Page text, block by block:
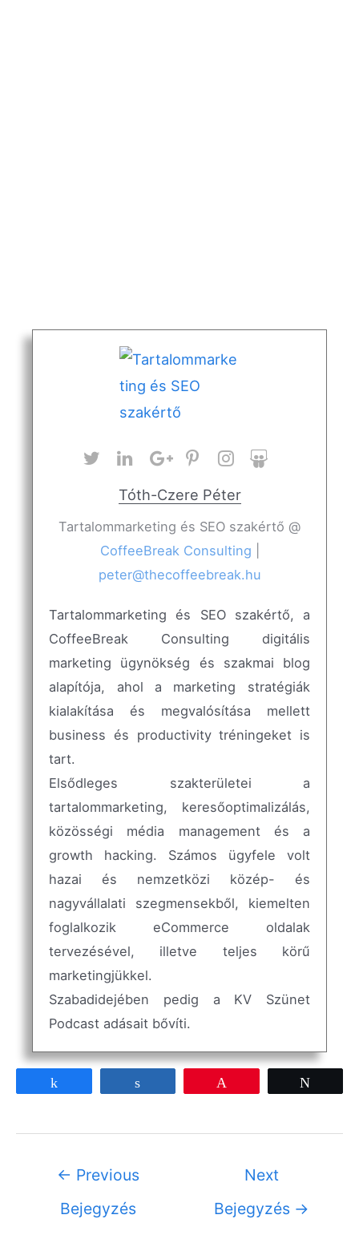
Tóth-Czere Péter
Tartalommarketing és SEO szakértő @
CoffeeBreak Consulting
peter@thecoffeebreak.hu
Tartalommarketing és SEO szakértő, a
CoffeeBreak Consulting digitális
marketing ügynökség és szakmai blog
alapítója, ahol a marketing stratégiák
kialakítása és megvalósítása mellett
business és productivity tréningeket is
tart.
Elsődleges szakterületei a
tartalommarketing, keresőoptimalizálás,
közösségi média management és a
growth hacking. Számos ügyfele volt
hazai és nemzetközi közép- és
nagyvállalati szegmensekből, kiemelten
foglalkozik eCommerce oldalak
tervezésével, illetve teljes körű
marketingjükkel.
Szabadidejében pedig a KV Szünet
Podcast adásait bővíti.
← Previous
Bejegyzés
Next
Bejegyzés →